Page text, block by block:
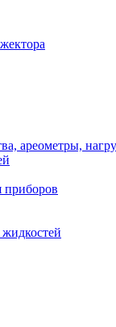
ареометры,
приборов